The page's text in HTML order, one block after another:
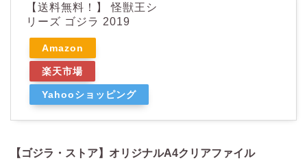
【送料無料！】 怪獣王シ
リーズ ゴジラ 2019
Amazon
楽天市場
Yahooショッピング
【ゴジラ・ストア】オリジナルA4クリアファイル